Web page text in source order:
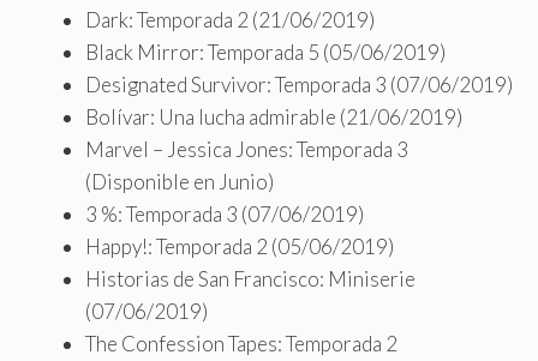
Dark: Temporada 2 (21/06/2019)
Black Mirror: Temporada 5 (05/06/2019)
Designated Survivor: Temporada 3 (07/06/2019)
Bolívar: Una lucha admirable (21/06/2019)
Marvel – Jessica Jones: Temporada 3
(Disponible en Junio)
3 %: Temporada 3 (07/06/2019)
Happy!: Temporada 2 (05/06/2019)
Historias de San Francisco: Miniserie
(07/06/2019)
The Confession Tapes: Temporada 2